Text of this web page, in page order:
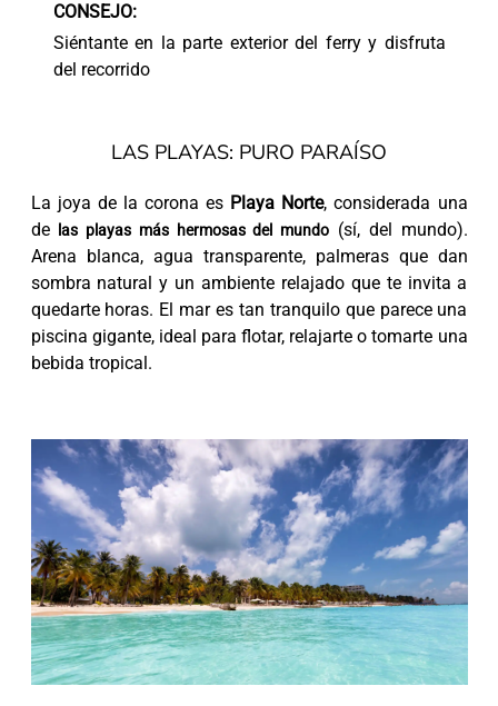
CONSEJO:
Siéntante en la parte exterior del ferry y disfruta
del recorrido
LAS PLAYAS: PURO PARAÍSO
La joya de la corona es Playa Norte, considerada una
de
las playas más hermosas del mundo (sí, del mundo).
Arena blanca, agua transparente, palmeras que dan
sombra natural y un ambiente relajado que te invita a
quedarte horas. El mar es tan tranquilo que parece una
piscina gigante, ideal para flotar, relajarte o tomarte una
bebida tropical.